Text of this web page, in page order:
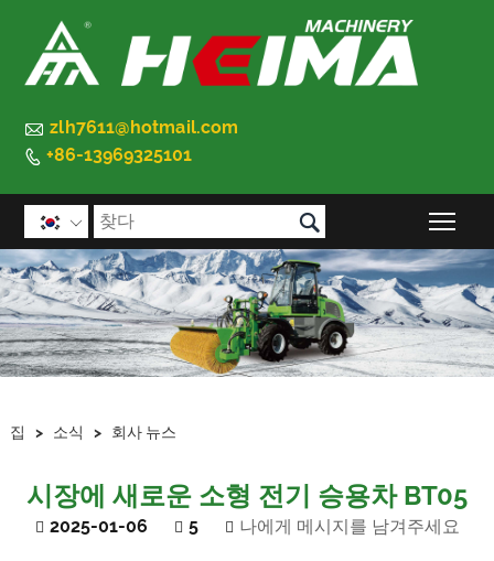
 zlh7611@hotmail.com
 +86-13969325101
 
집 > 소식 > 회사 뉴스
시장에 새로운 소형 전기 승용차 BT05
2025-01-06 5 나에게 메시지를 남겨주세요